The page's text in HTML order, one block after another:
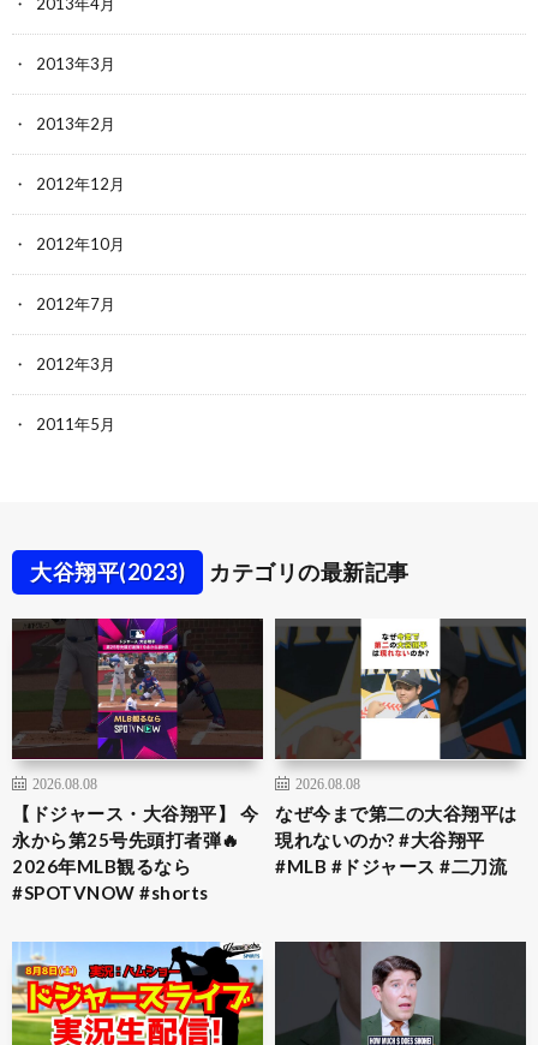
2013年3月
2013年2月
2012年12月
2012年10月
2012年7月
2012年3月
2011年5月
大谷翔平(2023) カテゴリの最新記事
2026.08.08
【ドジャース・大谷翔平】 今
永から第25号先頭打者弾🔥
2026年MLB観るなら
#SPOTVNOW #shorts
2026.08.08
なぜ今まで第二の大谷翔平は
現れないのか? #大谷翔平
#MLB #ドジャース #二刀流